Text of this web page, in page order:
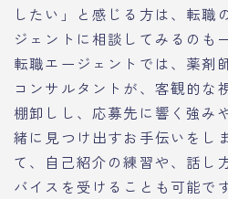
したい」と感じる方は、転職
ジェントに相談してみるのも
転職エージェントでは、薬剤
コンサルタントが、客観的な
棚卸しし、応募先に響く強み
緒に見つけ出すお手伝いをし
て、自己紹介の練習や、話し
バイスを受けることも可能で